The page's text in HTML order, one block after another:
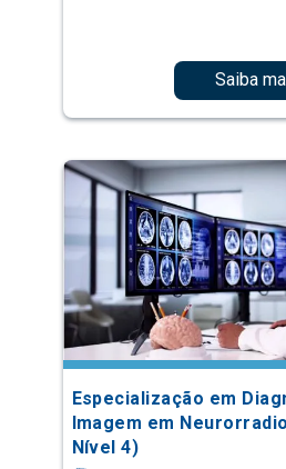
Saiba
Especialização em
Imagem em
Nível 4)